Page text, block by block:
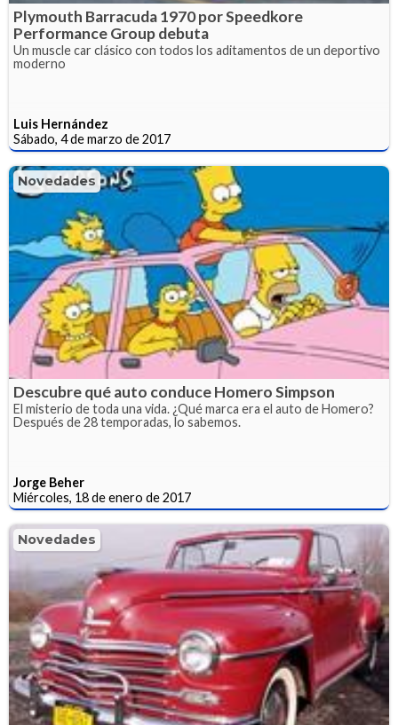
Plymouth Barracuda 1970 por Speedkore
Performance Group debuta
Un muscle car clásico con todos los aditamentos de un deportivo
moderno
Luis Hernández
Sábado, 4 de marzo de 2017
Novedades
Descubre qué auto conduce Homero Simpson
El misterio de toda una vida. ¿Qué marca era el auto de Homero?
Después de 28 temporadas, lo sabemos.
Jorge Beher
Miércoles, 18 de enero de 2017
Novedades